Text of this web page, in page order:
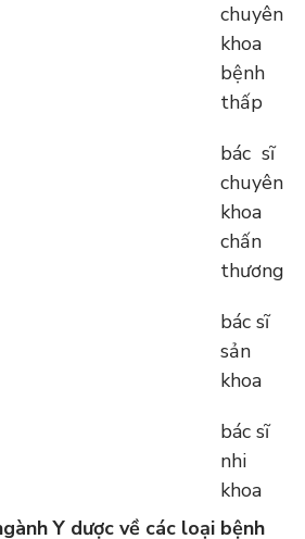
chuyên
khoa
bệnh
thấp
bác sĩ
chuyên
khoa
chấn
thương
bác sĩ
sản
khoa
bác sĩ
nhi
khoa
Y dược về các loại bệnh